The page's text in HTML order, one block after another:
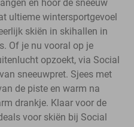
en hoor de sneeuw
ultieme wintersportgevoel
skiën in skihallen in
Of je nu vooral op je
opzoekt, via Social
sneeuwpret. Sjees met
de piste en warm na
drankje. Klaar voor de
voor skiën bij Social